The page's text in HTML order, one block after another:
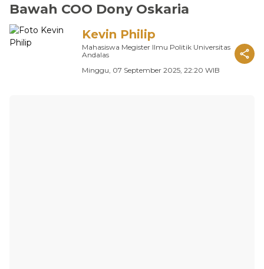
Bawah COO Dony Oskaria
Kevin Philip
Mahasiswa Megister Ilmu Politik Universitas
Andalas
Minggu, 07 September 2025, 22:20 WIB